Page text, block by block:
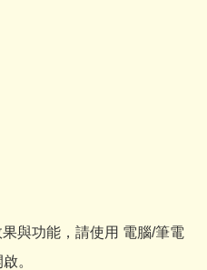
與功能，請使用 電腦/筆電
。